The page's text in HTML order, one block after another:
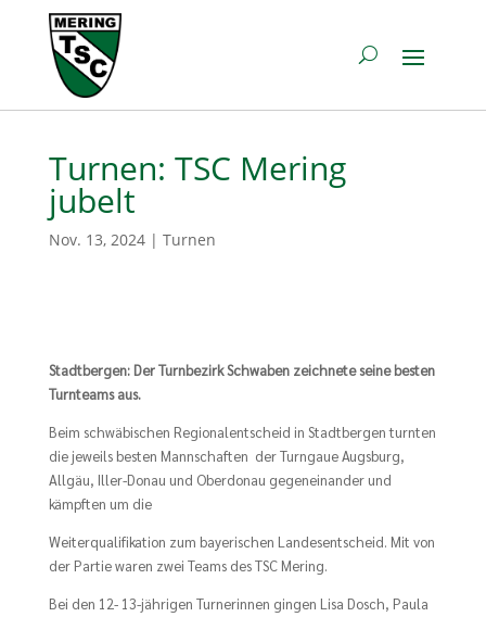
Turnen: TSC Mering
jubelt
Nov. 13, 2024| Turnen
Stadtbergen: Der Turnbezirk Schwaben zeichnete seine besten
Turnteams aus.
Beim schwäbischen Regionalentscheid in Stadtbergen turnten
die jeweils besten Mannschaften der Turngaue Augsburg,
Allgäu, Iller-Donau und Oberdonau gegeneinander und
kämpften um die
Weiterqualifikation zum bayerischen Landesentscheid. Mit von
der Partie waren zwei Teams des TSC Mering.
Bei den 12- 13-jährigen Turnerinnen gingen Lisa Dosch, Paula